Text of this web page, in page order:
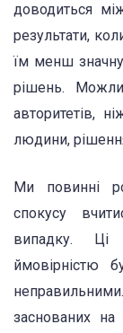
доводиться
результати,
їм менш
рішень.
авторитетів,
людини,
Ми повинні
спокусу
випадку.
ймовірністю
заснованих на